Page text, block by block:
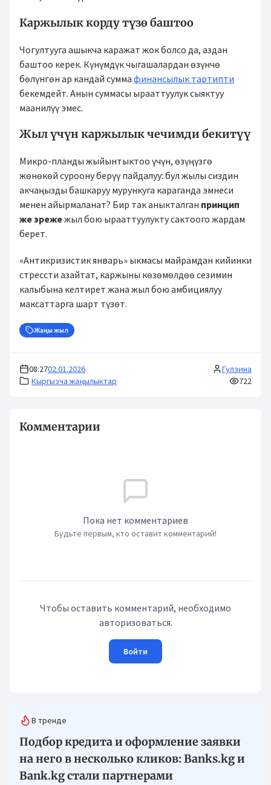
Каржылык корду түзө баштоо
Чогултууга ашыкча каражат жок болсо да, аздан
баштоо керек. Күнүмдүк чыгашалардан өзүнчө
бөлүнгөн ар кандай сумма финансылык тартипти
бекемдейт. Анын суммасы ырааттуулук сыяктуу
маанилүү эмес.
Жыл үчүн каржылык чечимди бекитүү
Микро-планды жыйынтыктоо үчүн, өзүңүзгө
жөнөкөй суроону берүү пайдалуу: бул жылы сиздин
акчаңызды башкаруу мурункуга караганда эмнеси
менен айырмаланат? Бир так аныкталган принцип
же эрежежыл бою ырааттуулукту сактоого жардам
берет.
«Антикризистик январь» ыкмасы майрамдан кийинки
стрессти азайтат, каржыны көзөмөлдөө сезимин
калыбына келтирет жана жыл бою амбициялуу
максаттарга шарт түзөт.
Жаңы жыл
08:2702.01.2026
Кыргызча жаңылыктар
Гулзина
722
Комментарии
Пока нет комментариев
Будьте первым, кто оставит комментарий!
Чтобы оставить комментарий, необходимо
авторизоваться.
Войти
В тренде
Подбор кредита и оформление заявки
на него в несколько кликов: Banks.kg и
Bank.kg стали партнерами